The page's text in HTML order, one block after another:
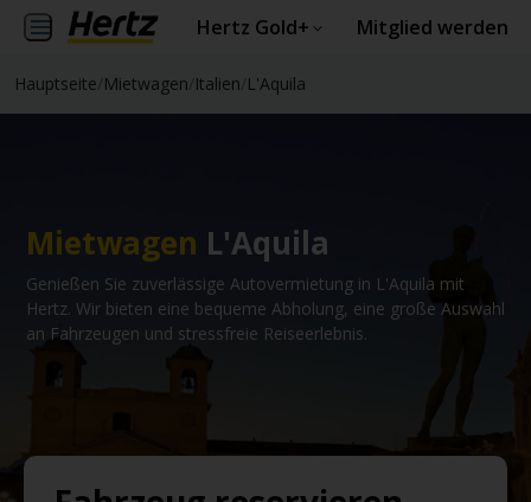
Hertz Gold+ Mitglied werden
Hauptseite Mietwagen Italien L'Aquila
Mietwagen L'Aquila
Genießen Sie zuverlässige Autovermietung in L'Aquila mit
Hertz. Wir bieten eine bequeme Abholung, eine große Auswahl
an Fahrzeugen und stressfreie Reiseerlebnis.